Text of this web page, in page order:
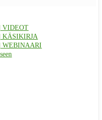
VIDEOT
| KÄSIKIRJA
| WEBINAARI